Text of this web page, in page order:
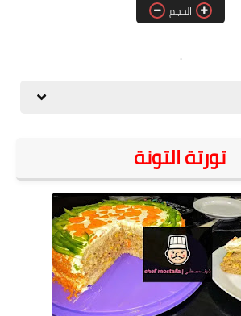
حلويات
مكرونه
الحجم
.
تورتة التونة